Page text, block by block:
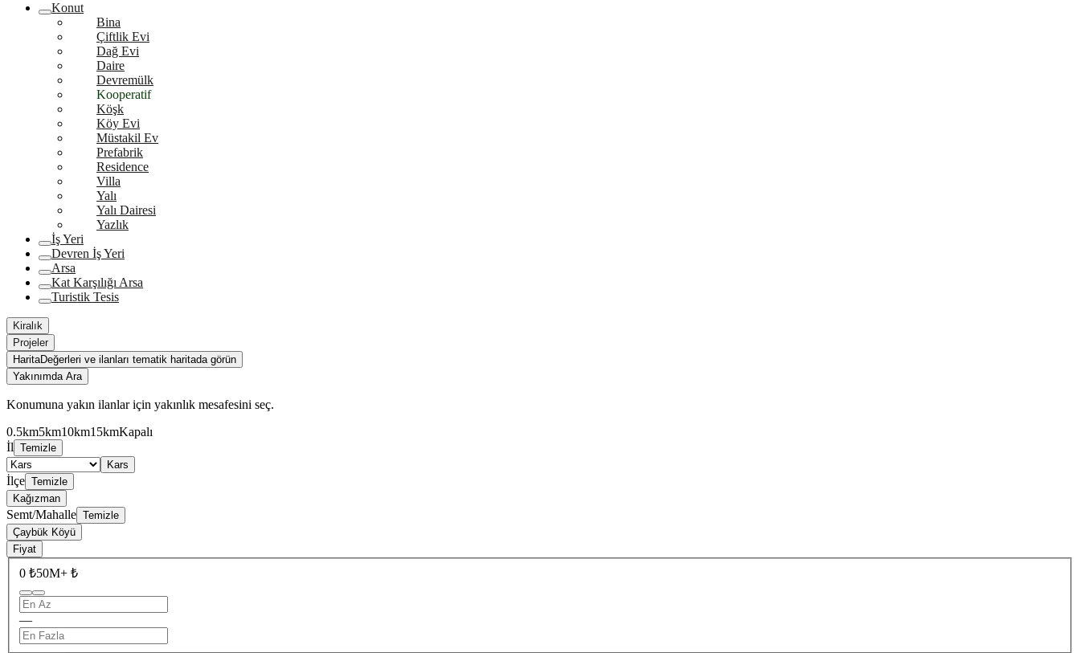
Konut
Bina
Çiftlik Evi
Dağ Evi
Daire
Devremülk
Kooperatif
Köşk
Köy Evi
Müstakil Ev
Prefabrik
Residence
Villa
Yalı
Yalı Dairesi
Yazlık
İş Yeri
Devren İş Yeri
Arsa
Kat Karşılığı Arsa
Turistik Tesis
Kiralık
Projeler
HaritaDeğerleri ve ilanları tematik haritada görün
Yakınımda Ara
Konumuna yakın ilanlar için yakınlık mesafesini seç.
0.5km5km10km15kmKapalı
İl Temizle
Kars
İlçe Temizle
Kağızman
Semt/Mahalle Temizle
Çaybük Köyü
Fiyat
0 ₺50M+ ₺
—